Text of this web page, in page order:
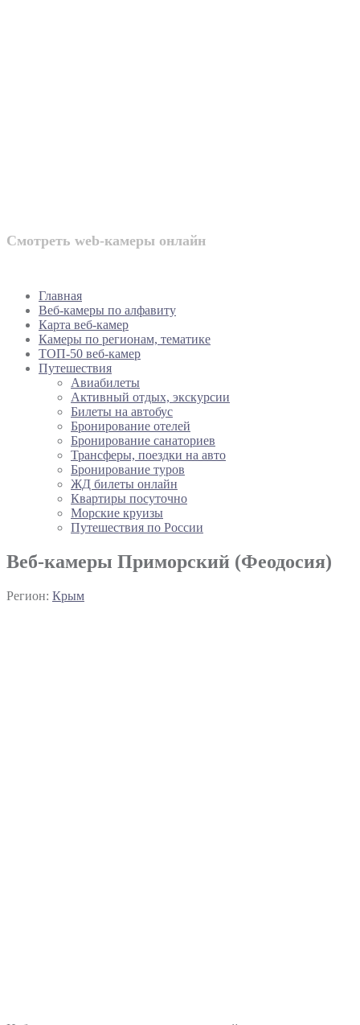
Смотреть web-камеры онлайн
Главная
Веб-камеры по алфавиту
Карта веб-камер
Камеры по регионам, тематике
ТОП-50 веб-камер
Путешествия
Авиабилеты
Активный отдых, экскурсии
Билеты на автобус
Бронирование отелей
Бронирование санаториев
Трансферы, поездки на авто
Бронирование туров
ЖД билеты онлайн
Квартиры посуточно
Морские круизы
Путешествия по России
Веб-камеры Приморский (Феодосия)
Регион: Крым